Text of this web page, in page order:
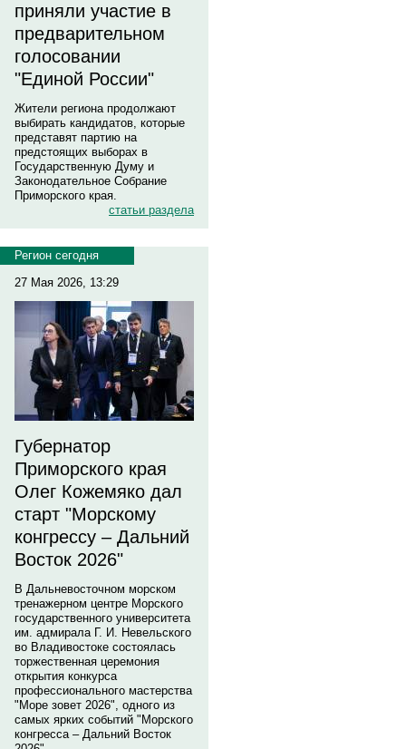
приняли участие в
предварительном
голосовании
"Единой России"
Жители региона продолжают
выбирать кандидатов, которые
представят партию на
предстоящих выборах в
Государственную Думу и
Законодательное Собрание
Приморского края.
статьи раздела
Регион сегодня
27 Мая 2026, 13:29
Губернатор
Приморского края
Олег Кожемяко дал
старт "Морскому
конгрессу – Дальний
Восток 2026"
В Дальневосточном морском
тренажерном центре Морского
государственного университета
им. адмирала Г. И. Невельского
во Владивостоке состоялась
торжественная церемония
открытия конкурса
профессионального мастерства
"Море зовет 2026", одного из
самых ярких событий "Морского
конгресса – Дальний Восток